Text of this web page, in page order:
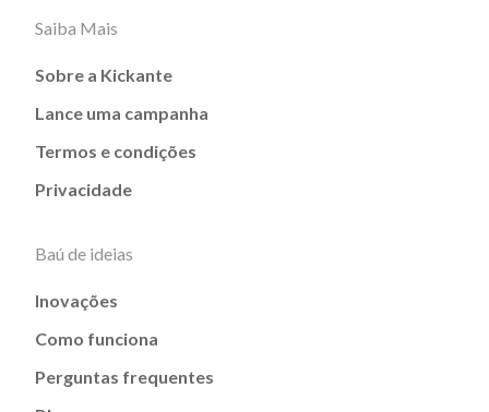
Saiba Mais
Sobre a Kickante
Lance uma campanha
Termos e condições
Privacidade
Baú de ideias
Inovações
Como funciona
Perguntas frequentes